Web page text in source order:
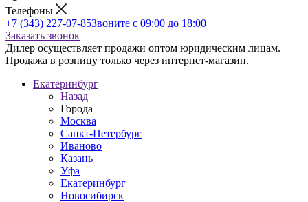
Телефоны
+7 (343) 227-07-85Звоните с 09:00 до 18:00
Заказать звонок
Дилер осуществляет продажи оптом юридическим лицам.
Продажа в розницу только через интернет-магазин.
Екатеринбург
Назад
Города
Москва
Санкт-Петербург
Иваново
Казань
Уфа
Екатеринбург
Новосибирск